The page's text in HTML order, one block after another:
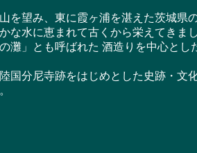
を望み、東に霞ヶ浦を湛えた茨城県
な水に恵まれて古くから栄えてきま
灘」とも呼ばれた 酒造りを中心と
国分尼寺跡をはじめとした史跡・文